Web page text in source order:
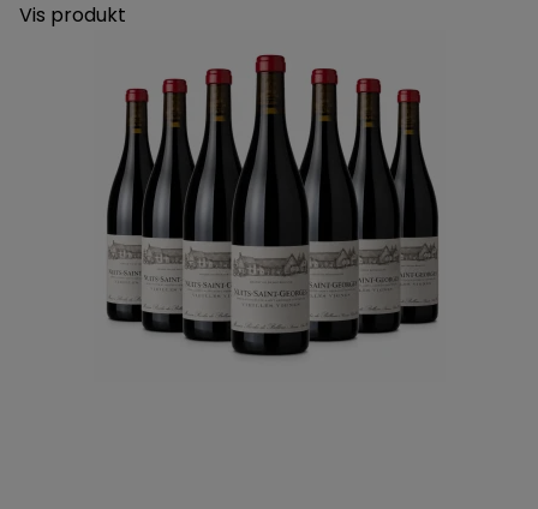
Vis produkt